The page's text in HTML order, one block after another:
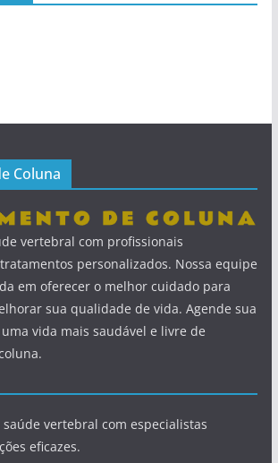
Coluna
vertebral com profissionais
personalizados. Nossa equipe
em oferecer o melhor cuidado para
sua qualidade de vida. Agende sua
vida mais saudável e livre de
vertebral com especialistas
eficazes.